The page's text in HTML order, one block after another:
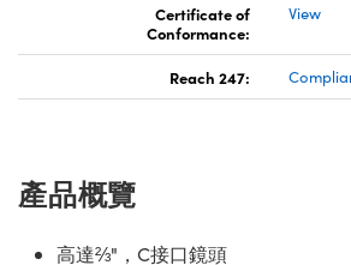
Certificate of
Conformance:
View
Reach 247:
產品概覽
高達⅔"，C接口鏡頭